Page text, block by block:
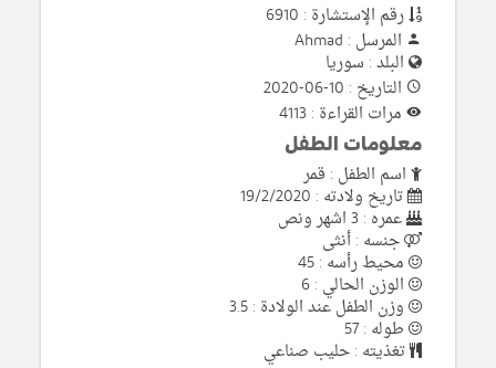
رقم الإستشارة : 6910
المرسل : Ahmad
البلد : سوريا
التاريخ : 10-06-2020
مرات القراءة : 4113
معلومات الطفل
اسم الطفل : قمر
تاريخ ولادته : 19/2/2020
عمره : 3 اشهر ونص
جنسه : أنثى
محيط رأسه : 45
الوزن الحالي : 6
وزن الطفل عند الولادة : 3.5
طوله : 57
تغذيته : حليب صناعي